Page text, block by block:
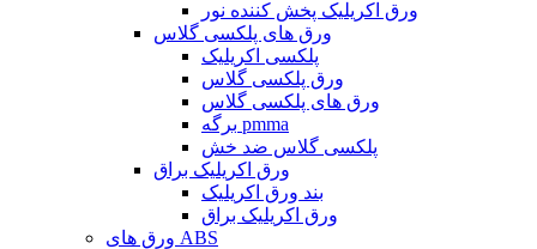
ورق اکریلیک پخش کننده نور
ورق های پلکسی گلاس
پلکسی اکریلیک
ورق پلکسی گلاس
ورق های پلکسی گلاس
برگه pmma
پلکسی گلاس ضد خش
ورق اکریلیک براق
بند ورق اکریلیک
ورق اکریلیک براق
ورق های ABS